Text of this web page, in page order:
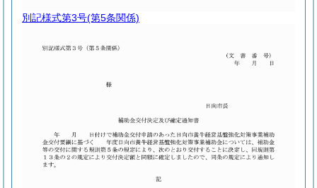
別記様式第3号(第5条関係)